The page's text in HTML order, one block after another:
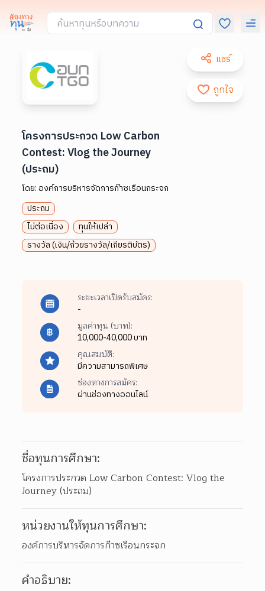
แชร์
ถูกใจ
โครงการประกวด Low Carbon
Contest: Vlog the Journey
(ประถม)
โดย:องค์การบริหารจัดการก๊าซเรือนกระจก
ประถม
ไม่ต่อเนื่อง
ทุนให้เปล่า
รางวัล (เงิน/ถ้วยรางวัล/เกียรติบัตร)
ระยะเวลาเปิดรับสมัคร:
-
มูลค่าทุน (บาท):
10,000-40,000 บาท
คุณสมบัติ:
มีความสามารถพิเศษ
ช่องทางการสมัคร:
ผ่านช่องทางออนไลน์
ชื่อทุนการศึกษา:
โครงการประกวด Low Carbon Contest: Vlog the
Journey (ประถม)
หน่วยงานให้ทุนการศึกษา:
องค์การบริหารจัดการก๊าซเรือนกระจก
คำอธิบาย: